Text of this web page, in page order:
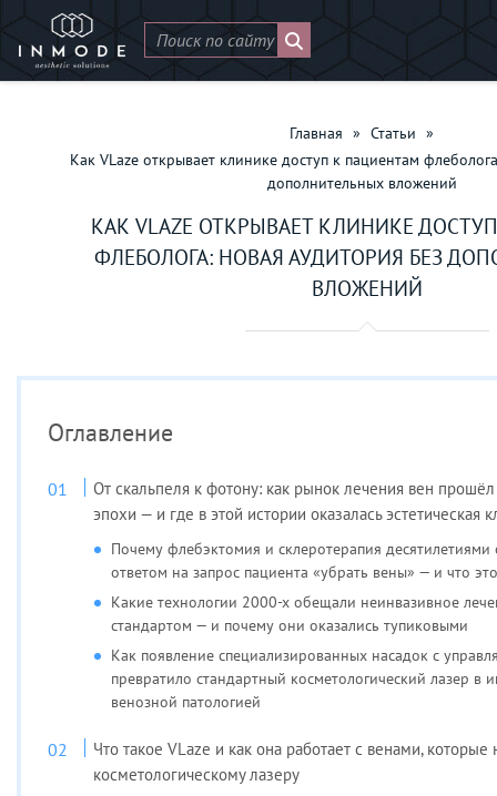
Главная » Статьи »
Как VLaze открывает клинике доступ к пациентам
дополнительных вложений
КАК VLAZE ОТКРЫВАЕТ КЛИНИКЕ
ФЛЕБОЛОГА: НОВАЯ АУДИТОРИЯ БЕЗ
ВЛОЖЕНИЙ
Оглавление
От скальпеля к фотону: как рынок лечения вен
эпохи — и где в этой истории оказалась эстетическая
Почему флебэктомия и склеротерапия десятилетиями
ответом на запрос пациента «убрать вены» — и что
Какие технологии 2000-х обещали неинвазивное
стандартом — и почему они оказались тупиковыми
Как появление специализированных насадок с
превратило стандартный косметологический лазер в
венозной патологией
Что такое VLaze и как она работает с венами,
косметологическому лазеру